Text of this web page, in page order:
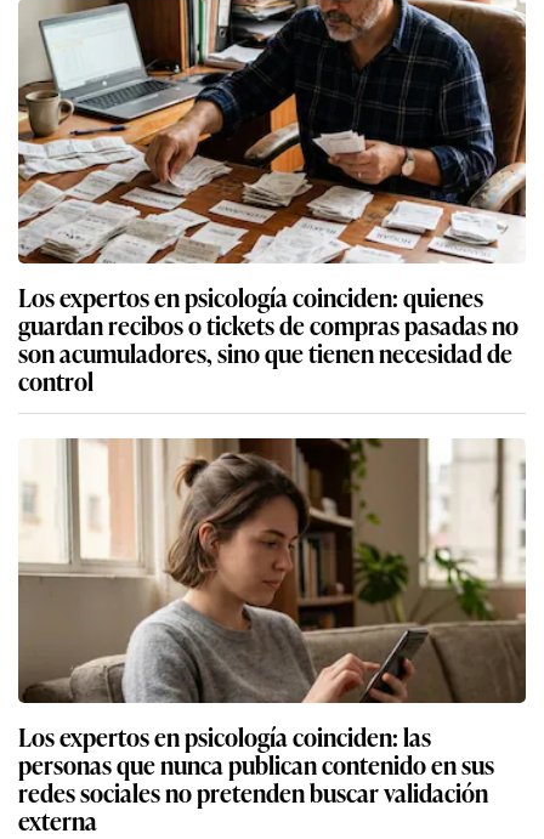
Los expertos en psicología coinciden: quienes
guardan recibos o tickets de compras pasadas no
son acumuladores, sino que tienen necesidad de
control
Los expertos en psicología coinciden: las
personas que nunca publican contenido en sus
redes sociales no pretenden buscar validación
externa